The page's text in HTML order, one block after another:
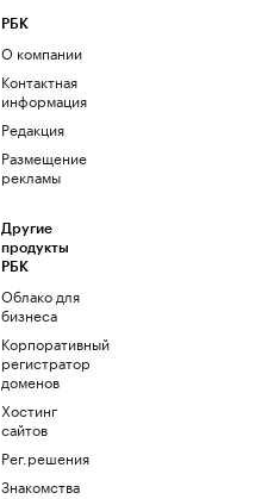
РБК
О компании
Контактная
информация
Редакция
Размещение
рекламы
Другие
продукты
РБК
Облако для
бизнеса
Корпоративный
регистратор
доменов
Хостинг
сайтов
Рег.решения
Знакомства